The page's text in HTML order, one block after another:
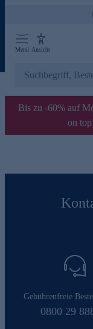
Menü Ansicht
Bis zu -60% auf
on
Gebührenfreie
0800 29